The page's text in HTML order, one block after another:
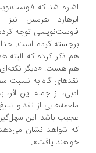
شد که فاوست‌نویسی
هرمس نیز در
توجه کرده و
کرده است. حدادی در
ذکر کرده که البته
هست: «دیگر نکته‌ای که
گاه به نسبت
از جمله این اثر، به
از نقد و تبلیغ،
باشد این سهل‌گیری در
شواهد نشان می‌دهد در
یافت».